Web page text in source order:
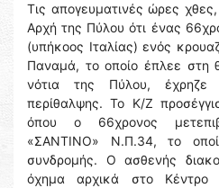
Τις απογευματινές ώρες
Αρχή της Πύλου ότι ένας
(υπήκοος Ιταλίας) ενός
Παναμά, το οποίο έπλεε στη
νότια της Πύλου, έχρηζε
περίθαλψης. Το Κ/Ζ
όπου ο 66χρονος
«ΣΑΝΤΙΝΟ» Ν.Π.34, το
συνδρομής. Ο ασθενής
όχημα αρχικά στο Κέντρο